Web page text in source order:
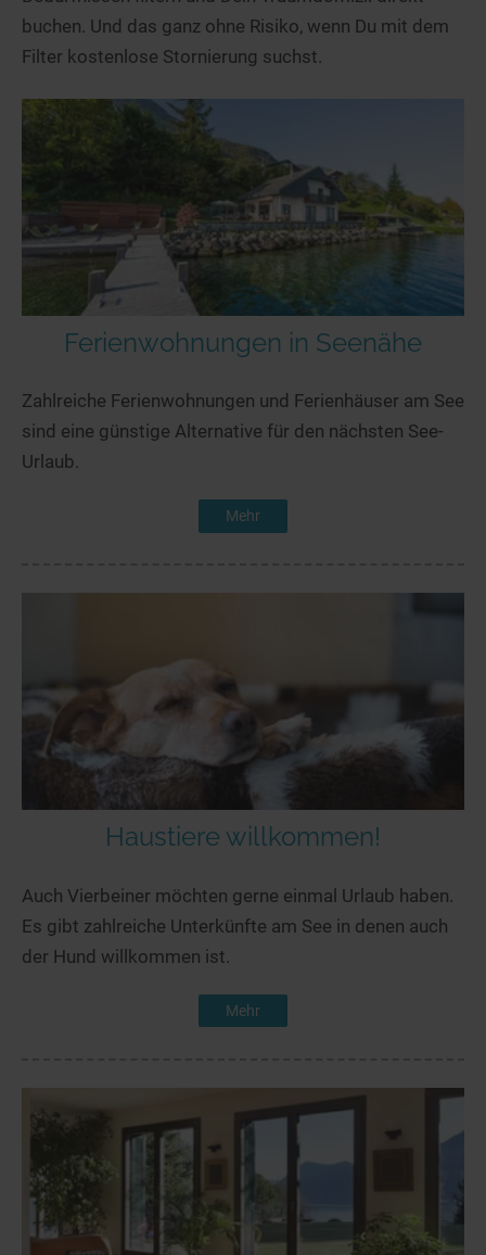
buchen. Und das ganz ohne Risiko, wenn Du mit dem
Filter kostenlose Stornierung suchst.
Ferienwohnungen in Seenähe
Zahlreiche Ferienwohnungen und Ferienhäuser am See
sind eine günstige Alternative für den nächsten See-
Urlaub.
Mehr
Haustiere willkommen!
Auch Vierbeiner möchten gerne einmal Urlaub haben.
Es gibt zahlreiche Unterkünfte am See in denen auch
der Hund willkommen ist.
Mehr